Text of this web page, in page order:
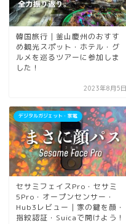
韓国旅行｜釜山慶州のおすす
め観光スポット・ホテル・グ
ルメを巡るツアーに参加しま
した！
2023年8月5日
デジタルガジェット・家電
セサミフェイスPro・セサミ
5Pro・オープンセンサー・
Hub3レビュー｜家の鍵を顔・
指紋認証・Suicaで開けよう！